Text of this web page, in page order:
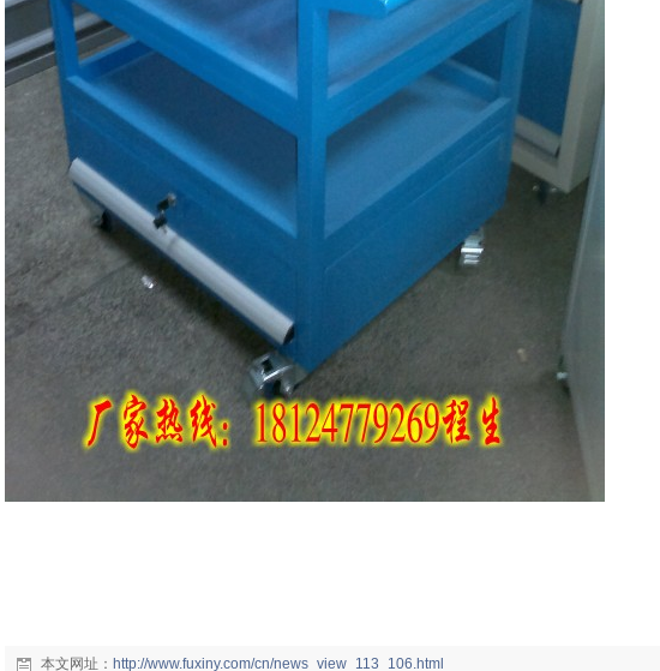
本文网址： http://www.fuxiny.com/cn/news_view_113_106.html